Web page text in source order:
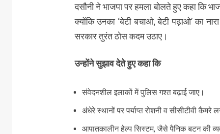
दसौनी ने भाजपा पर हमला बोलते हुए कहा कि
क्योंकि उनका ‘बेटी बचाओ, बेटी पढ़ाओ’ का
सरकार तुरंत ठोस कदम उठाए।
उन्होंने सुझाव देते हुए कहा कि
संवेदनशील इलाकों में पुलिस गश्त बढ़ाई जाए।
अंधेरे स्थानों पर पर्याप्त रोशनी व सीसीटीवी कैमरे
आपातकालीन हेल्प सिस्टम, जैसे पैनिक बटन की